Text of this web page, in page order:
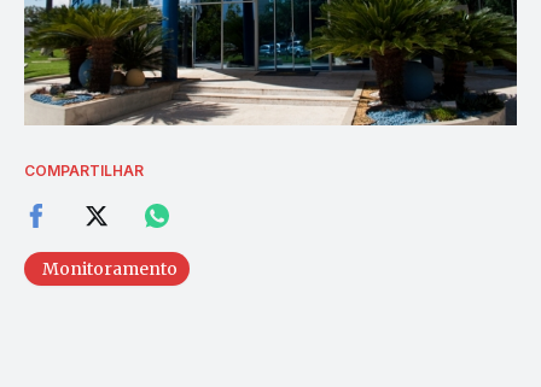
COMPARTILHAR
Monitoramento